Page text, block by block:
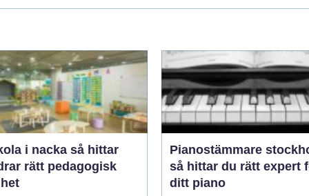
i nacka så hittar
rätt pedagogisk
Pianostämmare
så hittar du rätt expert
ditt piano